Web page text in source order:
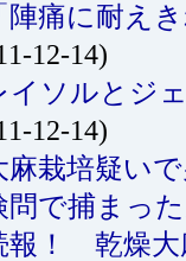
陣痛に耐え
12-14)
イソルとジ
12-14)
麻栽培疑い
問で捕まっ
報！ 乾燥大